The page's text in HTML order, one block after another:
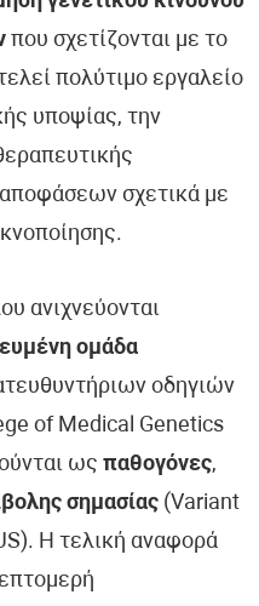
που σχετίζονται με το
πολύτιμο εργαλείο
υποψίας, την
σχετικά με
ανιχνεύονται
ομάδα
οδηγιών
of Medical Genetics
ωςπαθογόνες,
σημασίας (Variant
Η τελική αναφορά